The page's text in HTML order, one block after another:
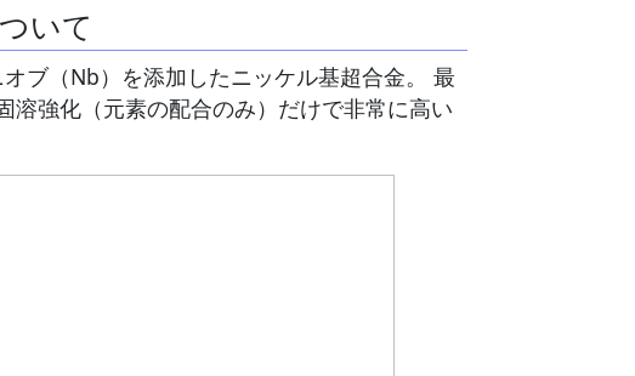
いて
ブ（Nb）を添加したニッケル基超合金。 最
強化（元素の配合のみ）だけで非常に高い